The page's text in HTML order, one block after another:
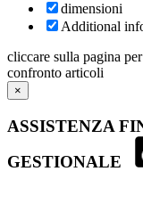
dimensioni
Additional
cliccare sulla pagina
confronto articoli
×
ASSISTENZA
GESTIONALE